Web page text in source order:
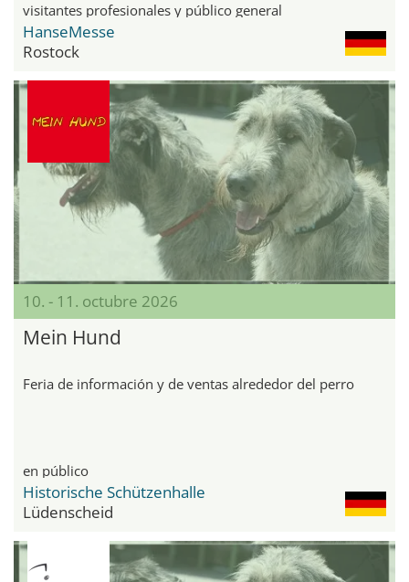
visitantes profesionales y público general
HanseMesse
Rostock
10. - 11. octubre 2026
Mein Hund
Feria de información y de ventas alrededor del perro
en público
Historische Schützenhalle
Lüdenscheid